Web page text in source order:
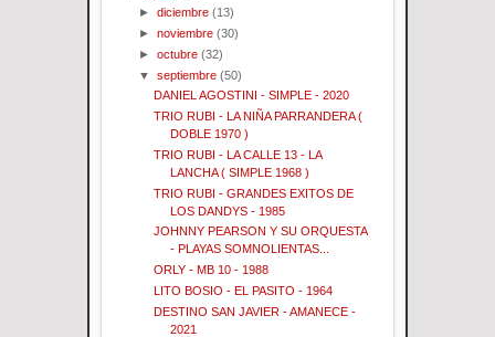
►diciembre (13)
►noviembre (30)
►octubre (32)
▼septiembre (50)
DANIEL AGOSTINI - SIMPLE - 2020
TRIO RUBI - LA NIÑA PARRANDERA (
DOBLE 1970 )
TRIO RUBI - LA CALLE 13 - LA
LANCHA ( SIMPLE 1968 )
TRIO RUBI - GRANDES EXITOS DE
LOS DANDYS - 1985
JOHNNY PEARSON Y SU ORQUESTA
- PLAYAS SOMNOLIENTAS...
ORLY - MB 10 - 1988
LITO BOSIO - EL PASITO - 1964
DESTINO SAN JAVIER - AMANECE -
2021